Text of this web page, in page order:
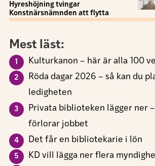
Hyreshöjning tvingar
Konstnärsnämnden att flytta
Mest läst:
Kulturkanon – här är alla 100
Röda dagar 2026 – så kan du
ledigheten
Privata biblioteken lägger ner
förlorar jobbet
Det får en bibliotekarie i lön
KD vill lägga ner flera